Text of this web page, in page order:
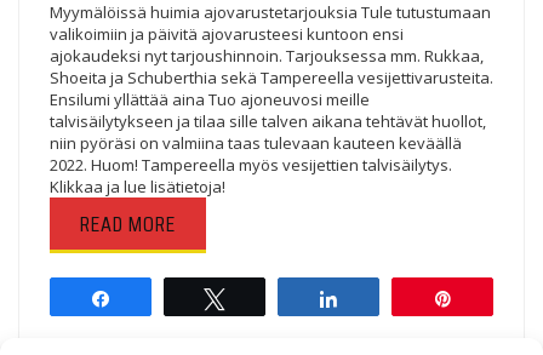
Myymälöissä huimia ajovarustetarjouksia Tule tutustumaan
valikoimiin ja päivitä ajovarusteesi kuntoon ensi
ajokaudeksi nyt tarjoushinnoin. Tarjouksessa mm. Rukkaa,
Shoeita ja Schuberthia sekä Tampereella vesijettivarusteita.
Ensilumi yllättää aina Tuo ajoneuvosi meille
talvisäilytykseen ja tilaa sille talven aikana tehtävät huollot,
niin pyöräsi on valmiina taas tulevaan kauteen keväällä
2022. Huom! Tampereella myös vesijettien talvisäilytys.
Klikkaa ja lue lisätietoja!
READ MORE